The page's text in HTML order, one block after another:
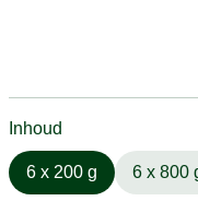
Inhoud
6 x 200 g 6 x 800